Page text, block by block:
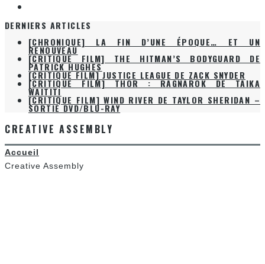
DERNIERS ARTICLES
[CHRONIQUE] LA FIN D’UNE ÉPOQUE… ET UN
RENOUVEAU
[CRITIQUE FILM] THE HITMAN’S BODYGUARD DE
PATRICK HUGHES
[CRITIQUE FILM] JUSTICE LEAGUE DE ZACK SNYDER
[CRITIQUE FILM] THOR : RAGNAROK DE TAIKA
WAITITI
[CRITIQUE FILM] WIND RIVER DE TAYLOR SHERIDAN –
SORTIE DVD/BLU-RAY
CREATIVE ASSEMBLY
Accueil
Creative Assembly